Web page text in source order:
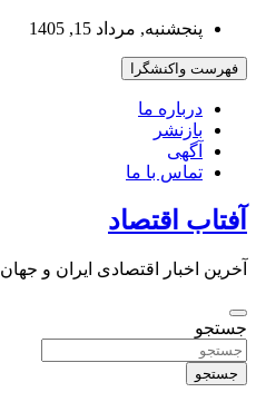
بروید
پنجشنبه, مرداد 15, 1405
فهرست واکنشگرا
درباره ما
بازنشر
آگهی
تماس با ما
آفتاب اقتصاد
آخرین اخبار اقتصادی ایران و جهان
جستجو
جستجو